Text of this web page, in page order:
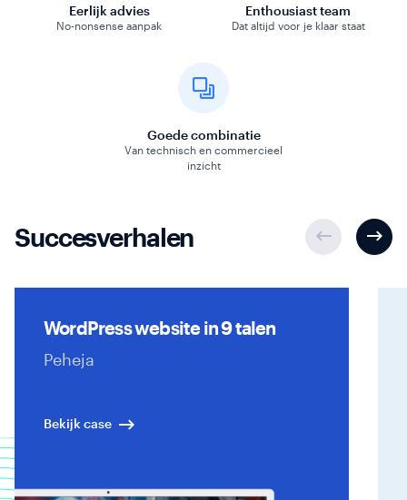
Eerlijk advies
No-nonsense aanpak
Enthousiast team
Dat altijd voor je klaar staat
Goede combinatie
Van technisch en commercieel
inzicht
Succesverhalen
WordPress website in 9 talen
Peheja
Bekijk case